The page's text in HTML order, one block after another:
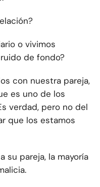
o vivimos
de fondo?
con nuestra pareja,
es uno de los
verdad, pero no del
que los estamos
su pareja, la mayoría